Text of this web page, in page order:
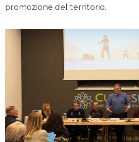
promozione del territorio.